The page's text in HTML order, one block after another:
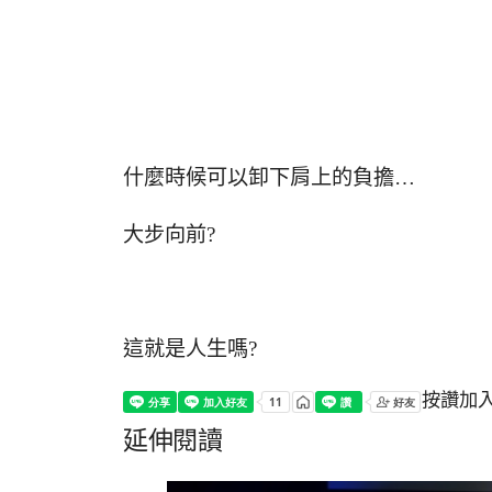
什麼時候可以卸下肩上的負擔…
大步向前?
這就是人生嗎?
按讚加
延伸閱讀